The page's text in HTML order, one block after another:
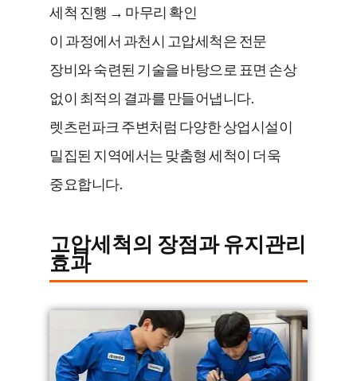
세척 진행 → 마무리 확인
이 과정에서 과천시 고압세척은 전문
장비와 숙련된 기술을 바탕으로 표면 손상
없이 최적의 결과를 만들어냅니다.
렛츠런파크 주변처럼 다양한 상업시설이
밀집된 지역에서는 맞춤형 세척이 더욱
중요합니다.
고압세척의 장점과 유지관리
효과